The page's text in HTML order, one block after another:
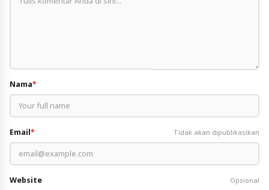
Nama*
Email* Tidak akan dipublikasikan
Website Opsional